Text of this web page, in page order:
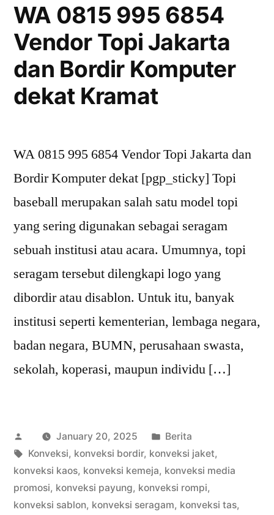
Jakarta
dan
Bordir
Komputer
Gunung
WA 0815 995 6854
Vendor Topi Jakarta
dan Bordir Komputer
dekat Kramat
WA 0815 995 6854 Vendor Topi Jakarta dan
Bordir Komputer dekat [pgp_sticky] Topi
baseball merupakan salah satu model topi
yang sering digunakan sebagai seragam
sebuah institusi atau acara. Umumnya, topi
seragam tersebut dilengkapi logo yang
dibordir atau disablon. Untuk itu, banyak
institusi seperti kementerian, lembaga negara,
badan negara, BUMN, perusahaan swasta,
sekolah, koperasi, maupun individu […]
Posted
by
January 20, 2025
Posted
in
Berita
Tags:
Konveksi, konveksi bordir, konveksi jaket,
konveksi kaos, konveksi kemeja, konveksi media
promosi, konveksi payung, konveksi rompi,
konveksi sablon, konveksi seragam, konveksi tas,